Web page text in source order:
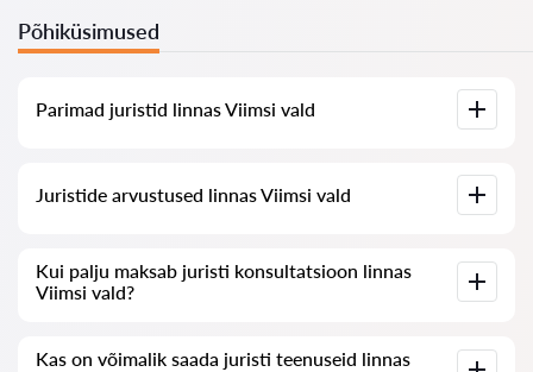
Põhiküsimused
Parimad juristid linnas Viimsi vald
Viimsi vald koos täieliku infoga: hinnad, arvustused,
Juristide arvustused linnas Viimsi vald
me ei kustuta negatiivseid arvustusi ega võimalda nende
manipuleerimist.
Kui palju maksab juristi konsultatsioon linnas
Viimsi vald?
võib olla kõrgem (hind sõltub küsimuse keerukusest ja
Kas on võimalik saada juristi teenuseid linnas